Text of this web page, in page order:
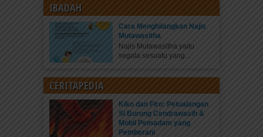
IBADAH
Cara Menghilangkan Najis
Mutawasitha
Najis Mutawasitha yaitu
segala sesuatu yang...
CERITAPEDIA
Kiko dan Firo: Petualangan
Si Burung Cendrawasih &
Mobil Pemadam yang
Pemberani